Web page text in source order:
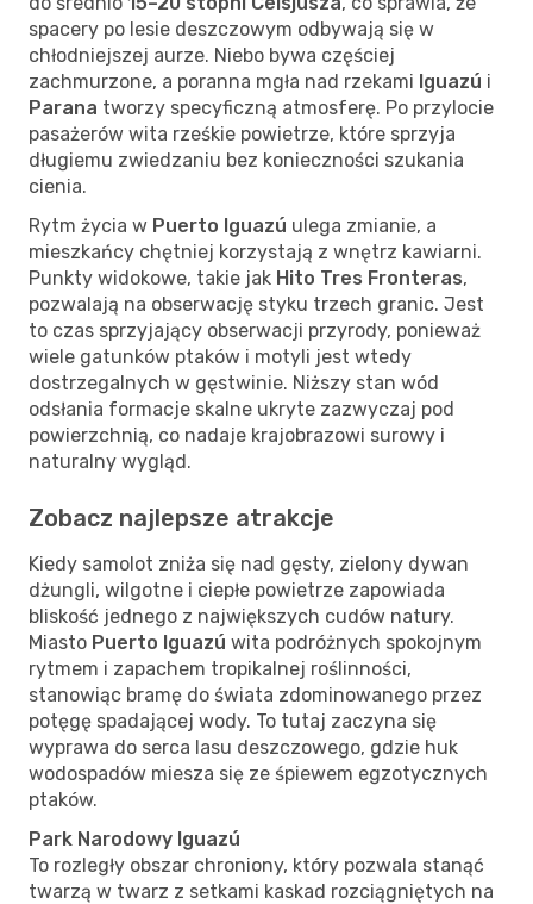
spacery po lesie deszczowym odbywają się w
chłodniejszej aurze. Niebo bywa częściej
zachmurzone, a poranna mgła nad rzekami Iguazú i
Parana tworzy specyficzną atmosferę. Po przylocie
pasażerów wita rześkie powietrze, które sprzyja
długiemu zwiedzaniu bez konieczności szukania
cienia.
Rytm życia w Puerto Iguazú ulega zmianie, a
mieszkańcy chętniej korzystają z wnętrz kawiarni.
Punkty widokowe, takie jak Hito Tres Fronteras,
pozwalają na obserwację styku trzech granic. Jest
to czas sprzyjający obserwacji przyrody, ponieważ
wiele gatunków ptaków i motyli jest wtedy
dostrzegalnych w gęstwinie. Niższy stan wód
odsłania formacje skalne ukryte zazwyczaj pod
powierzchnią, co nadaje krajobrazowi surowy i
naturalny wygląd.
Zobacz najlepsze atrakcje
Kiedy samolot zniża się nad gęsty, zielony dywan
dżungli, wilgotne i ciepłe powietrze zapowiada
bliskość jednego z największych cudów natury.
Miasto Puerto Iguazú wita podróżnych spokojnym
rytmem i zapachem tropikalnej roślinności,
stanowiąc bramę do świata zdominowanego przez
potęgę spadającej wody. To tutaj zaczyna się
wyprawa do serca lasu deszczowego, gdzie huk
wodospadów miesza się ze śpiewem egzotycznych
ptaków.
Park Narodowy Iguazú
To rozległy obszar chroniony, który pozwala stanąć
twarzą w twarz z setkami kaskad rozciągniętych na